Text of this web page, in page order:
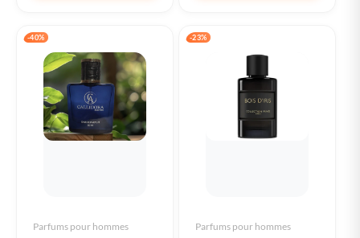
-40%
Parfums pour hommes
-23%
Parfums pour hommes